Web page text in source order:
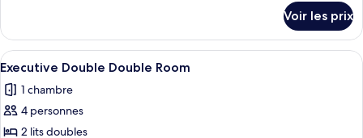
Chambre
Double
Exécutive
le
type
de
Chambre
Double
Voir les prix
Afficher
toutes
les
photos
pour
Une chambre d’hôtel avec deux lits,
4
Executive Double Double Room
1 chambre
4 personnes
2 lits doubles